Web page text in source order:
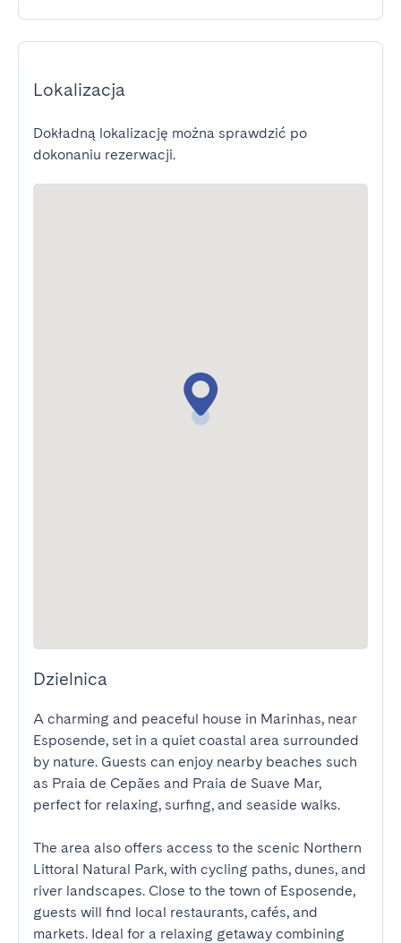
Lokalizacja
Dokładną lokalizację można sprawdzić po
dokonaniu rezerwacji.
Dzielnica
A charming and peaceful house in Marinhas, near
Esposende, set in a quiet coastal area surrounded
by nature. Guests can enjoy nearby beaches such
as Praia de Cepães and Praia de Suave Mar,
perfect for relaxing, surfing, and seaside walks.
The area also offers access to the scenic Northern
Littoral Natural Park, with cycling paths, dunes, and
river landscapes. Close to the town of Esposende,
guests will find local restaurants, cafés, and
markets. Ideal for a relaxing getaway combining